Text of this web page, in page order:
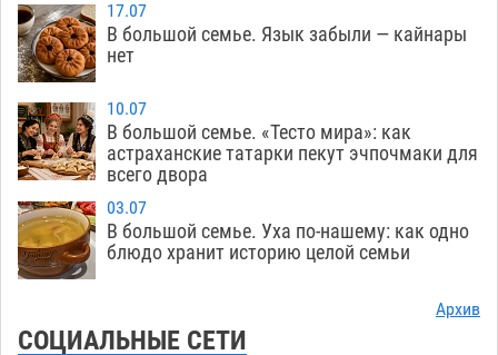
09:00
Лидеры чеченской диаспоры в Астрахани
осудили выходку молодого лихача с улицы
Никольской
18:00
Завтра астраханцы проведут день в режиме
экстремальной температурной нагрузки
17:09
Астраханский котлован с мусором угрожает
плодородию Харабалинского района
579
17.07
В большой семье. Язык забыли — кайнары
нет
10.07
В большой семье. «Тесто мира»: как
астраханские татарки пекут эчпочмаки для
всего двора
03.07
В большой семье. Уха по-нашему: как одно
блюдо хранит историю целой семьи
Архив
СОЦИАЛЬНЫЕ СЕТИ